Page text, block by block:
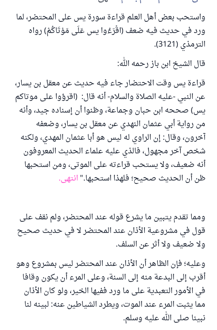
واستحب بعض أهل العلم قراءة سورة يس على المحتضر، لما
ورد في حديث فيه ضعف (اقْرَءُوا ‌يس ‌عَلَى ‌مَوْتَاكُمْ) رواه
الترمذي (3121).
قال الشيخ ابن باز رحمه الله:
قراءة يس وقت الاحتضار جاء فيه حديث عن معقل بن يسار،
عن النبي -عليه الصلاة والسلام- أنه قال: (اقرؤوا على موتاكم
يس) صححه ابن حبان وجماعة، وظنوا أن إسناده جيد، وأنه
من رواية أبي عثمان النهدي عن معقل بن يسار، وضعفه
آخرون، وقال: إن الراوي له ليس هو أبا عثمان المهدي، ولكنه
شخص آخر مجهول، فالذي عليه علماء الحديث المعروفون
أنه ضعيف، ولا يستحب قراءته على الموتى، ومن استحبها
ظن أن الحديث صحيح؛ فلهذا استحبها."انتهى.
ومما تقدم يتبين ما يشرع قوله عند المحتضر، ولم نقف على
قول في مشروعية الأذان عند المحتضر لا في حديث صحيح
ولا ضعيف ولا أثر عن السلف.
وعليه؛ فإن الظاهر أن الأذان عند المحتضر ليس بمشروع وهو
أقرب إلى البدعة منه إلى السنة، وعلى المرء أن يكون وقافا
في الأمور التعبدية على ما ورد ففيها الخير، ولو كان الأذان
مما يثبت المرء عند الموت، ويطرد الشياطين عنه: لبينه لنا
نبينا صلى الله عليه وسلم.